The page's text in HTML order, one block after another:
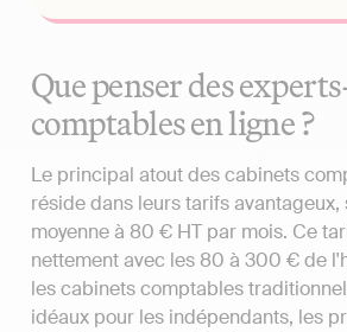
Que penser des
comptables en ligne ?
Le principal atout des cabinets
réside dans leurs tarifs avantageux,
moyenne à 80 € HT par mois. Ce
nettement avec les 80 à 300 € de
les cabinets comptables
idéaux pour les indépendants, les